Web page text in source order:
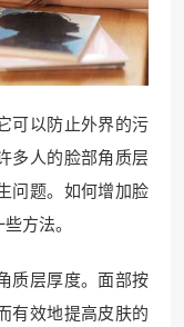
可以防止外界的污
多人的脸部角质层
问题。如何增加脸
方法。
质层厚度。面部按
有效地提高皮肤的